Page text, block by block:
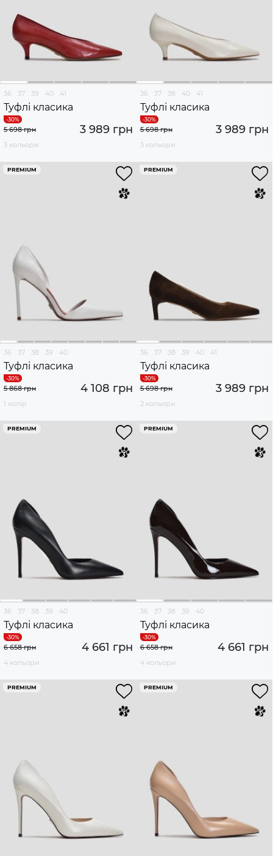
36 37 39 40 41
Туфлі класика
3 989 грн
5 698 грн
3 кольори
36 37 38 40 41
Туфлі класика
3 989 грн
5 698 грн
3 кольори
PREMIUM
36 37 38 39 40
Туфлі класика
4 108 грн
5 868 грн
1 колір
PREMIUM
36 37 38 39 40 41
Туфлі класика
3 989 грн
5 698 грн
2 кольори
PREMIUM
36 37 38 39 40
Туфлі класика
4 661 грн
6 658 грн
4 кольори
PREMIUM
36 37 38 39 40
Туфлі класика
4 661 грн
6 658 грн
4 кольори
PREMIUM PREMIUM